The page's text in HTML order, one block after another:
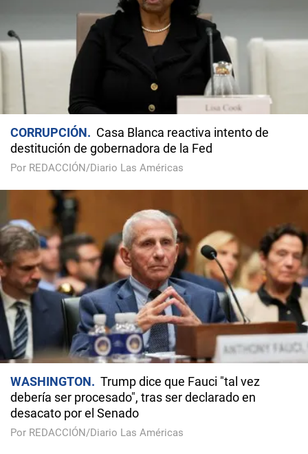
CORRUPCIÓN
Casa Blanca reactiva intento de
destitución de gobernadora de la Fed
Por REDACCIÓN/Diario Las Américas
WASHINGTON
Trump dice que Fauci "tal vez
debería ser procesado", tras ser declarado en
desacato por el Senado
Por REDACCIÓN/Diario Las Américas